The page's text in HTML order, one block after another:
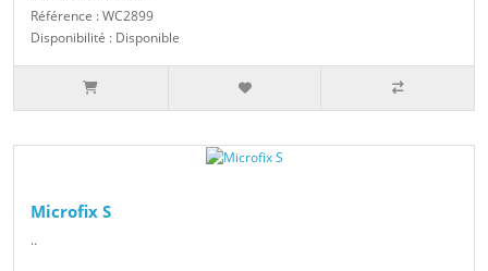
Référence : WC2899
Disponibilité : Disponible
Microfix S
..